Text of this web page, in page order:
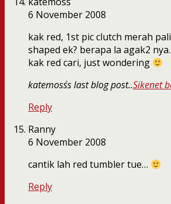
6 November 2008
kak red, 1st pic clutch merah
shaped ek? berapa la agak2
kak red cari, just wondering
katemoss´s last blog post..Sikenet
Reply
Ranny
6 November 2008
cantik lah red tumbler tue…
Reply